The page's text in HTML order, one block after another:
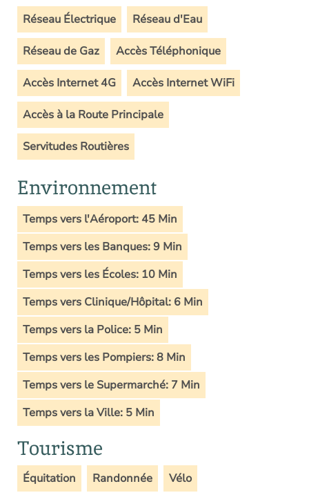
Réseau Électrique Réseau d'Eau
Réseau de Gaz Accès Téléphonique
Accès Internet 4G Accès Internet WiFi
Accès à la Route Principale
Servitudes Routières
Environnement
Temps vers l'Aéroport: 45 Min
Temps vers les Banques: 9 Min
Temps vers les Écoles: 10 Min
Temps vers Clinique/Hôpital: 6 Min
Temps vers la Police: 5 Min
Temps vers les Pompiers: 8 Min
Temps vers le Supermarché: 7 Min
Temps vers la Ville: 5 Min
Tourisme
Équitation Randonnée Vélo